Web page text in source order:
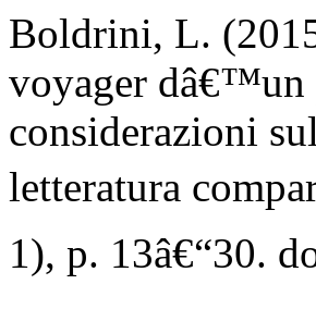
Boldrini, L.
voyager
considerazioni
letteratura
1), p. 13â€“30.